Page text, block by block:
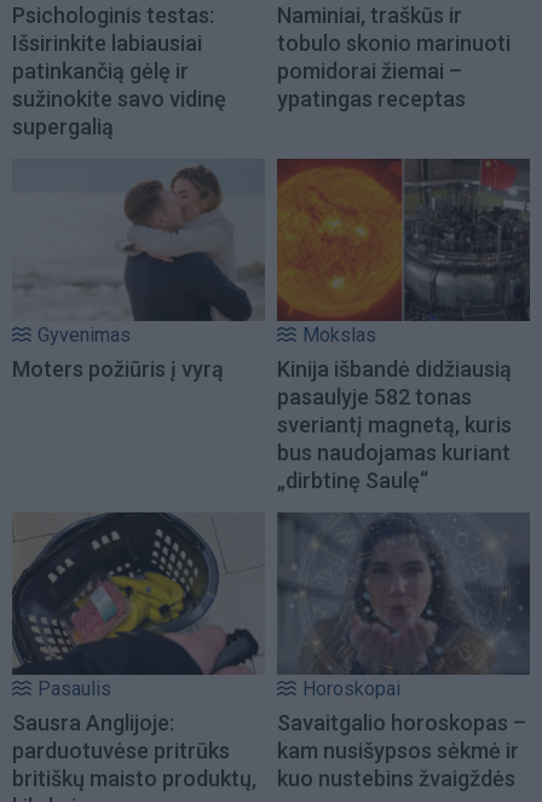
Psichologinis testas:
Išsirinkite labiausiai
patinkančią gėlę ir
sužinokite savo vidinę
supergalią
Naminiai, traškūs ir
tobulo skonio marinuoti
pomidorai žiemai –
ypatingas receptas
Gyvenimas
Moters požiūris į vyrą
Mokslas
Kinija išbandė didžiausią
pasaulyje 582 tonas
sveriantį magnetą, kuris
bus naudojamas kuriant
„dirbtinę Saulę“
Pasaulis
Sausra Anglijoje:
parduotuvėse pritrūks
britiškų maisto produktų,
Horoskopai
Savaitgalio horoskopas –
kam nusišypsos sėkmė ir
kuo nustebins žvaigždės